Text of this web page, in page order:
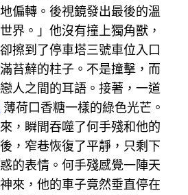
偏轉。後視鏡發出最後的溫
界。」他沒有撞上獨角獸，
擦到了停車塔三號車位入口
苔蘚的柱子。不是撞擊，而
人之間的耳語。接著，一道
薄荷口香糖一樣的綠色光芒。
，瞬間吞噬了何手殘和他的
，窄巷恢復了平靜，只剩下
的表情。何手殘感覺一陣天
來，他的車子竟然垂直停在